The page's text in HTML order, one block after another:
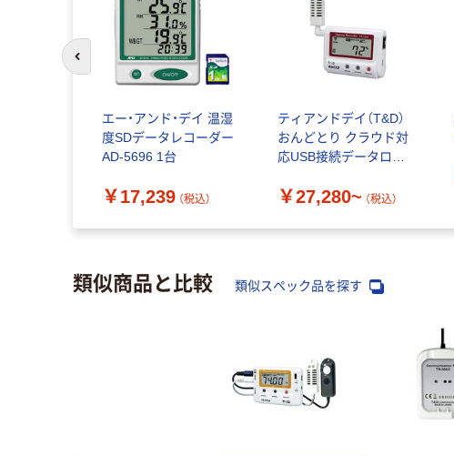
エー・アンド・デイ 温湿
度SDデータレコーダー
AD-5696 1台
￥17,239 （税込）
ティアンドデイ（T&D）
おんどとり クラウド対
応USB接続データロガ
￥27,280~ （税込）
前のスライドへ
類似商品と比較 類似スペック品を探す